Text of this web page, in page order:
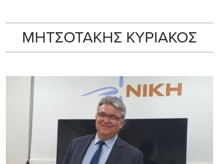
ΜΗΤΣΟΤΑΚΗΣ ΚΥΡΙΑΚΟΣ